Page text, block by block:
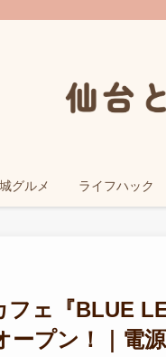
グルメ ライフハック
フェ『BLUE
ープン！｜電